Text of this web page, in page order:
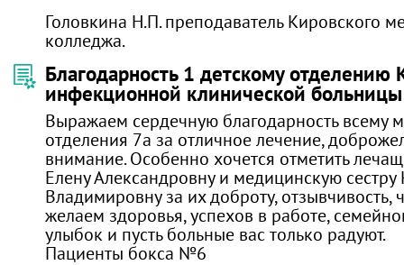
Головкина Н.П. преподаватель Кировского
колледжа.
Благодарность 1 детскому отделению
инфекционной клинической больницы
Выражаем сердечную благодарность всему
отделения 7а за отличное лечение,
внимание. Особенно хочется отметить
Елену Александровну и медицинскую
Владимировну за их доброту, отзывчивость,
желаем здоровья, успехов в работе,
улыбок и пусть больные вас только радуют.
Пациенты бокса №6